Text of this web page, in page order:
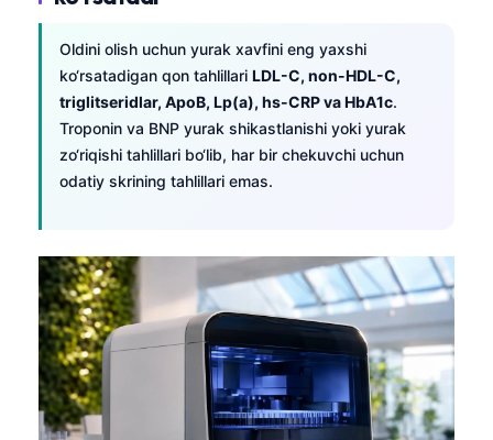
Oldini olish uchun yurak xavfini eng yaxshi
ko‘rsatadigan qon tahlillari LDL-C, non-HDL-C,
triglitseridlar, ApoB, Lp(a), hs-CRP va HbA1c.
Troponin va BNP yurak shikastlanishi yoki yurak
zo‘riqishi tahlillari bo‘lib, har bir chekuvchi uchun
odatiy skrining tahlillari emas.